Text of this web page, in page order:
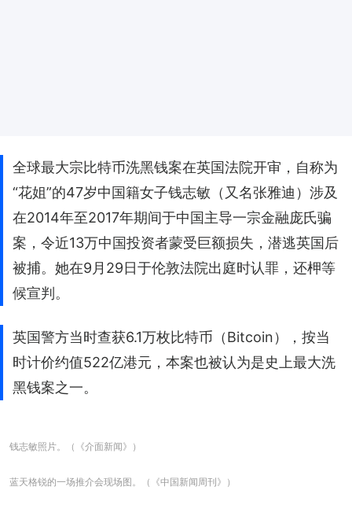
全球最大宗比特币洗黑钱案在英国法院开审，自称为
“花姐”的47岁中国籍女子钱志敏（又名张雅迪）涉及
在2014年至2017年期间于中国主导一宗金融庞氏骗
案，令近13万中国投资者蒙受巨额损失，潜逃英国后
被捕。她在9月29日于伦敦法院出庭时认罪，还柙等
候宣判。
英国警方当时查获6.1万枚比特币（Bitcoin），按当
时计价约值522亿港元，本案也被认为是史上最大洗
黑钱案之一。
钱志敏照片。（《介面新闻》）
蓝天格锐的一场推介会现场图。（《中国新闻周刊》）